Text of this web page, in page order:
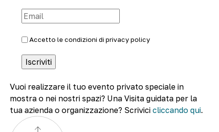
Accetto le condizioni di privacy policy
Vuoi realizzare il tuo evento privato speciale in
mostra o nei nostri spazi? Una Visita guidata per la
tua azienda o organizzazione? Scrivici cliccando qui.